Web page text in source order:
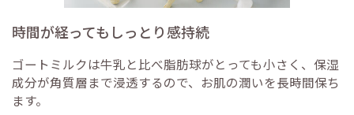
時間が経ってもしっとり感持続
ゴートミルクは牛乳と比べ脂肪球がとっても小さく、保湿
成分が角質層まで浸透するので、お肌の潤いを長時間保ち
ます。